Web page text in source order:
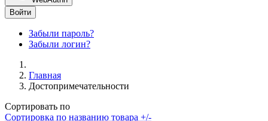
Войти
Забыли пароль?
Забыли логин?
Главная
Достопримечательности
Сортировать по
Сортировка по названию товара +/-